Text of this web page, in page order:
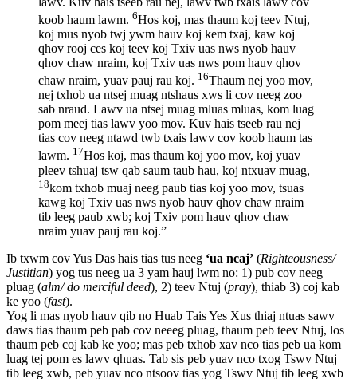
koob haum lawm. 6Hos koj, mas thaum koj teev Ntuj,
koj mus nyob twj ywm hauv koj kem txaj, kaw koj
qhov rooj ces koj teev koj Txiv uas nws nyob hauv
qhov chaw nraim, koj Txiv uas nws pom hauv qhov
chaw nraim, yuav pauj rau koj. 16Thaum nej yoo mov,
nej txhob ua ntsej muag ntshaus xws li cov neeg zoo
sab nraud. Lawv ua ntsej muag mluas mluas, kom luag
pom meej tias lawv yoo mov. Kuv hais tseeb rau nej
tias cov neeg ntawd twb txais lawv cov koob haum tas
lawm. 17Hos koj, mas thaum koj yoo mov, koj yuav
pleev tshuaj tsw qab saum taub hau, koj ntxuav muag,
18kom txhob muaj neeg paub tias koj yoo mov, tsuas
kawg koj Txiv uas nws nyob hauv qhov chaw nraim
tib leeg paub xwb; koj Txiv pom hauv qhov chaw
nraim yuav pauj rau koj.”
Ib txwm cov Yus Das hais tias tus neeg ‘ua ncaj’ (Righteousness/
Justitian) yog tus neeg ua 3 yam hauj lwm no: 1) pub cov neeg
pluag (alm/ do merciful deed), 2) teev Ntuj (pray), thiab 3) coj kab
ke yoo (fast).
Yog li mas nyob hauv qib no Huab Tais Yes Xus thiaj ntuas sawv
daws tias thaum peb pab cov neeeg pluag, thaum peb teev Ntuj, los
thaum peb coj kab ke yoo; mas peb txhob xav nco tias peb ua kom
luag tej pom es lawv qhuas. Tab sis peb yuav nco txog Tswv Ntuj
tib leeg xwb, peb yuav nco ntsoov tias yog Tswv Ntuj tib leeg xwb